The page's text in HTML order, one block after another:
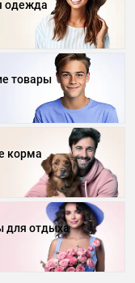
одежда
товары
корма
для отдыха